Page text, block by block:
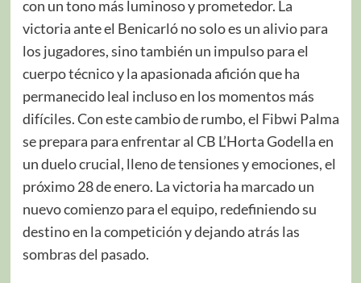
con un tono más luminoso y prometedor. La
victoria ante el Benicarló no solo es un alivio para
los jugadores, sino también un impulso para el
cuerpo técnico y la apasionada afición que ha
permanecido leal incluso en los momentos más
difíciles. Con este cambio de rumbo, el Fibwi Palma
se prepara para enfrentar al CB L’Horta Godella en
un duelo crucial, lleno de tensiones y emociones, el
próximo 28 de enero. La victoria ha marcado un
nuevo comienzo para el equipo, redefiniendo su
destino en la competición y dejando atrás las
sombras del pasado.